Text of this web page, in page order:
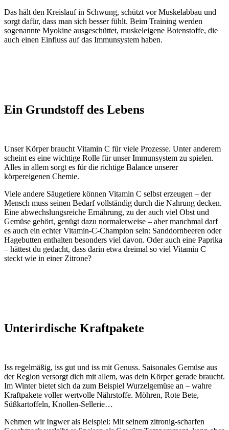
Das hält den Kreislauf in Schwung, schützt vor Muskelabbau und
sorgt dafür, dass man sich besser fühlt. Beim Training werden
sogenannte Myokine ausgeschüttet, muskeleigene Botenstoffe, die
auch einen Einfluss auf das Immunsystem haben.
Ein Grundstoff des Lebens
Unser Körper braucht Vitamin C für viele Prozesse. Unter anderem
scheint es eine wichtige Rolle für unser Immunsystem zu spielen.
Alles in allem sorgt es für die richtige Balance unserer
körpereigenen Chemie.
Viele andere Säugetiere können Vitamin C selbst erzeugen – der
Mensch muss seinen Bedarf vollständig durch die Nahrung decken.
Eine abwechslungsreiche Ernährung, zu der auch viel Obst und
Gemüse gehört, genügt dazu normalerweise – aber manchmal darf
es auch ein echter Vitamin-C-Champion sein: Sanddornbeeren oder
Hagebutten enthalten besonders viel davon. Oder auch eine Paprika
– hättest du gedacht, dass darin etwa dreimal so viel Vitamin C
steckt wie in einer Zitrone?
Unterirdische Kraftpakete
Iss regelmäßig, iss gut und iss mit Genuss. Saisonales Gemüse aus
der Region versorgt dich mit allem, was dein Körper gerade braucht.
Im Winter bietet sich da zum Beispiel Wurzelgemüse an – wahre
Kraftpakete voller wertvolle Nährstoffe. Möhren, Rote Bete,
Süßkartoffeln, Knollen-Sellerie…
Nehmen wir Ingwer als Beispiel: Mit seinem zitronig-scharfen